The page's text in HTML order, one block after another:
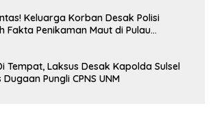
Keluarga Korban Desak Polisi
Fakta Penikaman Maut di Pulau
Tempat, Laksus Desak Kapolda Sulsel
Pungli CPNS UNM